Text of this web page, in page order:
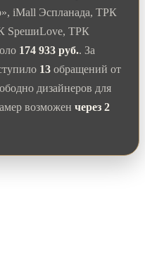
iMall Эспланада, ТРК
SpешиLove, ТРК
174 933 руб.. За
13 обращений от
дизайнеров для
возможен через 2